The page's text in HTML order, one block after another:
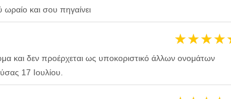
ωραίο και σου πηγαίνει
★★★★
και δεν προέρχεται ως υποκοριστικό άλλων ονομάτων
17 Ιουλίου.